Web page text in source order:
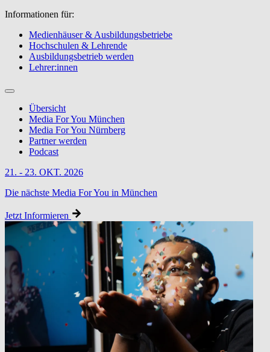
Informationen für:
Medienhäuser & Ausbildungsbetriebe
Hochschulen & Lehrende
Ausbildungsbetrieb werden
Lehrer:innen
Übersicht
Media For You München
Media For You Nürnberg
Partner werden
Podcast
21. - 23. OKT. 2026
Die nächste Media For You in München
Jetzt Informieren